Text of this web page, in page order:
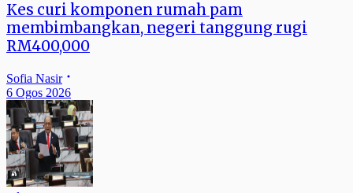
Kes curi komponen rumah pam
membimbangkan, negeri tanggung rugi
RM400,000
Sofia Nasir
6 Ogos 2026